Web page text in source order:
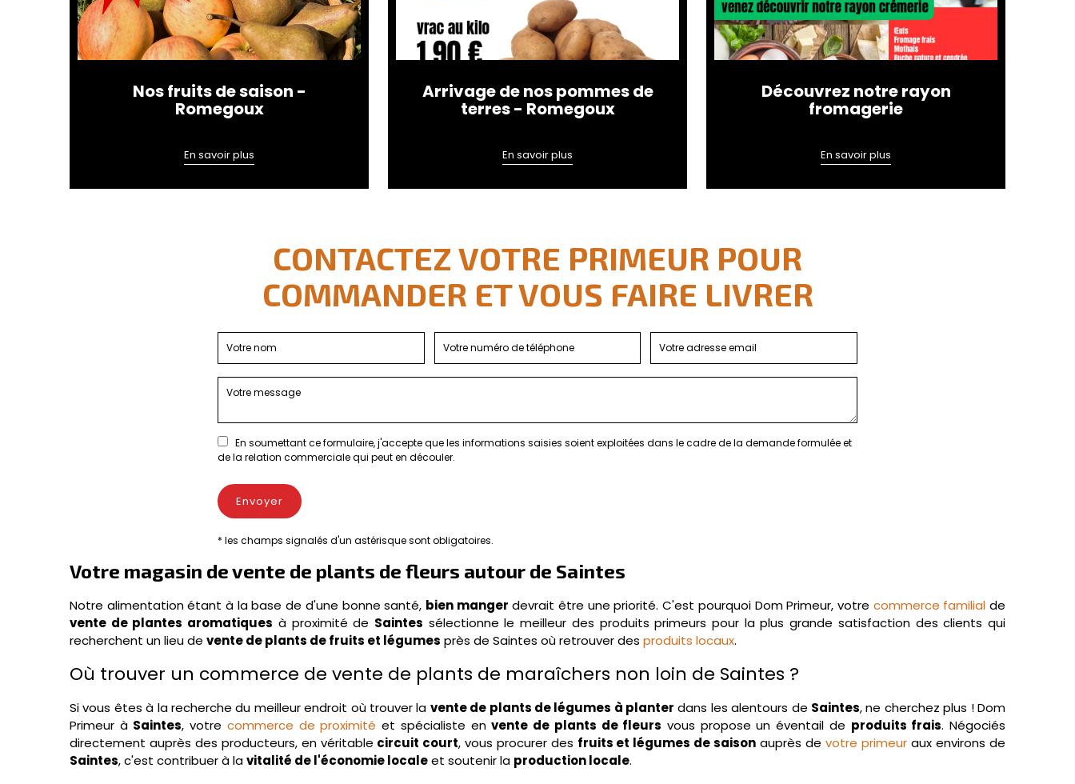
Nos fruits de saison -
Romegoux
En savoir plus
Arrivage de nos pommes de
terres - Romegoux
En savoir plus
Découvrez notre rayon
fromagerie
En savoir plus
CONTACTEZ VOTRE PRIMEUR POUR
COMMANDER ET VOUS FAIRE LIVRER
En soumettant ce formulaire, j'accepte que les informations saisies soient exploitées dans le cadre de la demande formulée et
de la relation commerciale qui peut en découler.
* les champs signalés d'un astérisque sont obligatoires.
Votre magasin de vente de plants de fleurs autour de Saintes
Notre alimentation étant à la base de d'une bonne santé, bien manger devrait être une priorité. C'est pourquoi Dom Primeur, votre commerce familial de
vente de plantes aromatiques à proximité de Saintes sélectionne le meilleur des produits primeurs pour la plus grande satisfaction des clients qui
recherchent un lieu de vente de plants de fruits et légumes près de Saintes où retrouver des produits locaux.
Où trouver un commerce de vente de plants de maraîchers non loin de Saintes ?
Si vous êtes à la recherche du meilleur endroit où trouver la vente de plants de légumes à planter dans les alentours de Saintes, ne cherchez plus ! Dom
Primeur à Saintes, votre commerce de proximité et spécialiste envente de plants de fleurs vous propose un éventail de produits frais. Négociés
directement auprès des producteurs, en véritable circuit court, vous procurer des fruits et légumes de saison auprès devotre primeur aux environs de
Saintes, c'est contribuer à lavitalité de l'économie localeet soutenir la production locale.